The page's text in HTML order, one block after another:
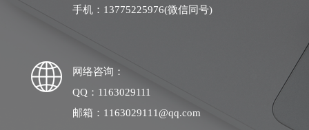
手机：13775225976(微信同号)
网络咨询：
QQ：1163029111
邮箱：1163029111@qq.com